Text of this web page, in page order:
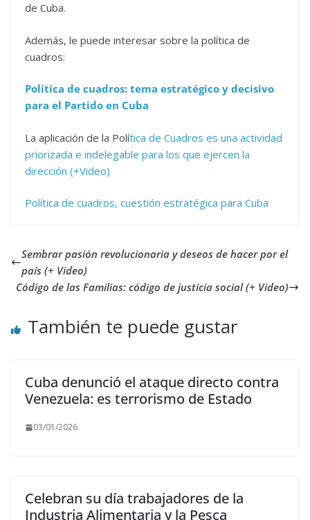
de Cuba.
Además, le puede interesar sobre la política de
cuadros:
Política de cuadros: tema estratégico y decisivo
para el Partido en Cuba
La aplicación de la Política de Cuadros es una actividad
priorizada e indelegable para los que ejercen la
dirección (+Video)
Política de cuadros, cuestión estratégica para Cuba
Sembrar pasión revolucionaria y deseos de hacer por el
país (+ Video)
Código de las Familias: código de justicia social (+ Video)
También te puede gustar
Cuba denunció el ataque directo contra
Venezuela: es terrorismo de Estado
03/01/2026
Celebran su día trabajadores de la
Industria Alimentaria y la Pesca